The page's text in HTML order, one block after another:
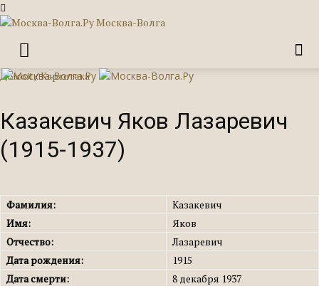
Москва-Волга
Домой/Картотека
Казакевич Яков Лазаревич
(1915-1937)
Фамилия:
Казакевич
Имя:
Яков
Отчество:
Лазаревич
Дата рождения:
1915
Дата смерти:
8 декабря 1937